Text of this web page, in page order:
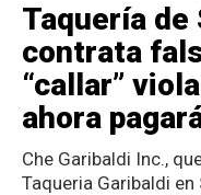
Taquería de
contrata
“callar”
ahora
Che Garibaldi Inc.,
Taqueria Garibaldi